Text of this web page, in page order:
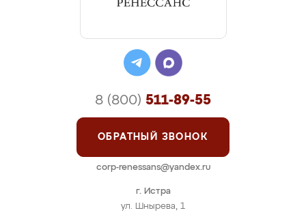
г. Истра
ул. Шнырева, 1
8 (800) 511-89-55
ОБРАТНЫЙ ЗВОНОК
corp-renessans@yandex.ru